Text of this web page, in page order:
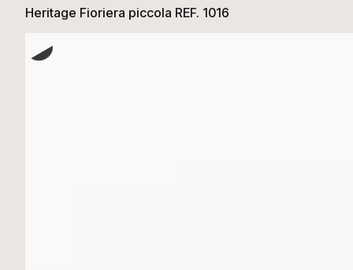
Heritage Fioriera piccola REF. 1016